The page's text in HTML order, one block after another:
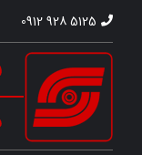
0912 928 5125